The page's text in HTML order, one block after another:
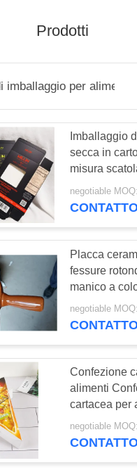
di
di
per
in
Prodotti
imballaggio per alimenti
Imballaggio
secca in
misura
cartone con
stampa UV
negotiable
Placca
fessure
manico a
negotiable
Confezione
alimenti
cartacea per
Confezione
alimenti
negotiable